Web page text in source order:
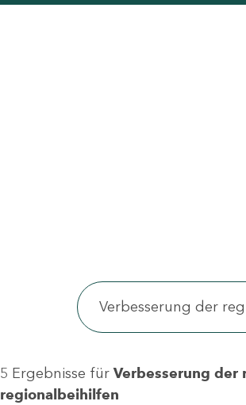
5 Ergebnisse für Verbesserung
regionalbeihilfen